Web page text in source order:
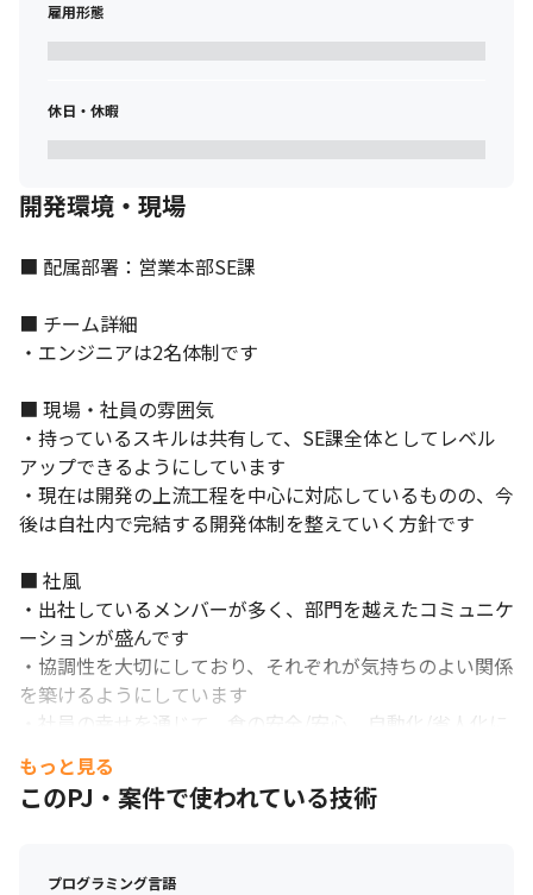
エンジニアとしてスキルアップしたい方をお待ちしています。
集中して働ける環境があります。
雇用形態
休日・休暇
開発環境・現場
■ 配属部署：営業本部SE課
■ チーム詳細
・エンジニアは2名体制です
■ 現場・社員の雰囲気
・持っているスキルは共有して、SE課全体としてレベル
アップできるようにしています
・現在は開発の上流工程を中心に対応しているものの、今
後は自社内で完結する開発体制を整えていく方針です
■ 社風
・出社しているメンバーが多く、部門を越えたコミュニケ
ーションが盛んです
・協調性を大切にしており、それぞれが気持ちのよい関係
を築けるようにしています
・社員の幸せを通じて、食の安全/安心、自動化/省人化に
日々前進し、お客さまのお困りごとを革新的に解決し社会
に貢献していこうという方針があります
もっと見る
このPJ・案件で使われている技術
プログラミング言語